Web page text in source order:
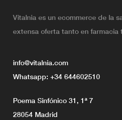
Vitalnia es un ecommerce de la
extensa oferta tanto en
info@vitalnia.com
Whatsapp: +34 644602510
Poema Sinfónico 31, 1ª 7
28054 Madrid